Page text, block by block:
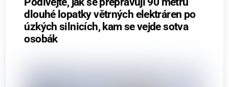
dlouhé lopatky větrných elektráren po
úzkých silnicích, kam se vejde sotva
osobák